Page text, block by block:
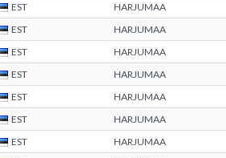
EST HARJUMAA
EST HARJUMAA
EST HARJUMAA
EST HARJUMAA
EST HARJUMAA
EST HARJUMAA
EST HARJUMAA